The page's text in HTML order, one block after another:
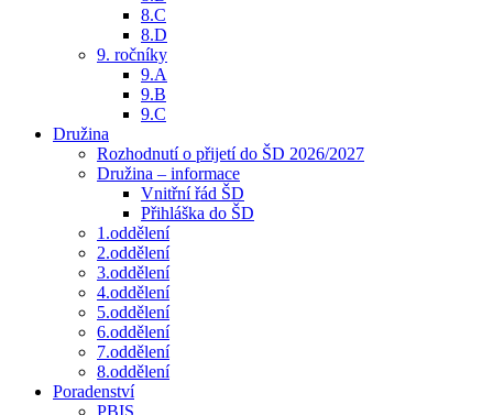
8.C
8.D
9. ročníky
9.A
9.B
9.C
Družina
Rozhodnutí o přijetí do ŠD 2026/2027
Družina – informace
Vnitřní řád ŠD
Přihláška do ŠD
1.oddělení
2.oddělení
3.oddělení
4.oddělení
5.oddělení
6.oddělení
7.oddělení
8.oddělení
Poradenství
PBIS